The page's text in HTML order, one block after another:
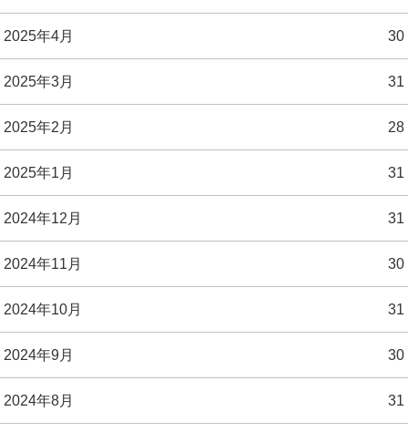
2025年4月 30
2025年3月 31
2025年2月 28
2025年1月 31
2024年12月 31
2024年11月 30
2024年10月 31
2024年9月 30
2024年8月 31